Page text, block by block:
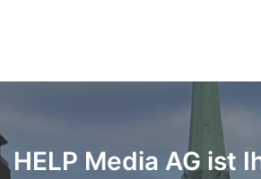
HELP Media AG ist